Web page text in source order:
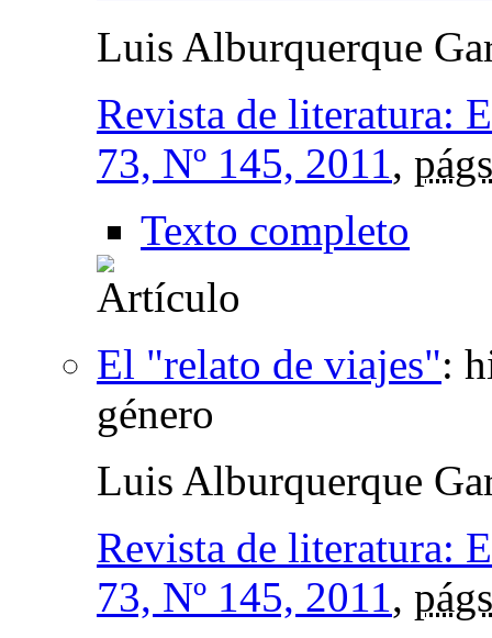
Luis Alburquerque
Revista de literatura:
73, Nº 145, 2011,
Texto completo
El "relato de viajes":
género
Luis Alburquerque
Revista de literatura:
73, Nº 145, 2011,